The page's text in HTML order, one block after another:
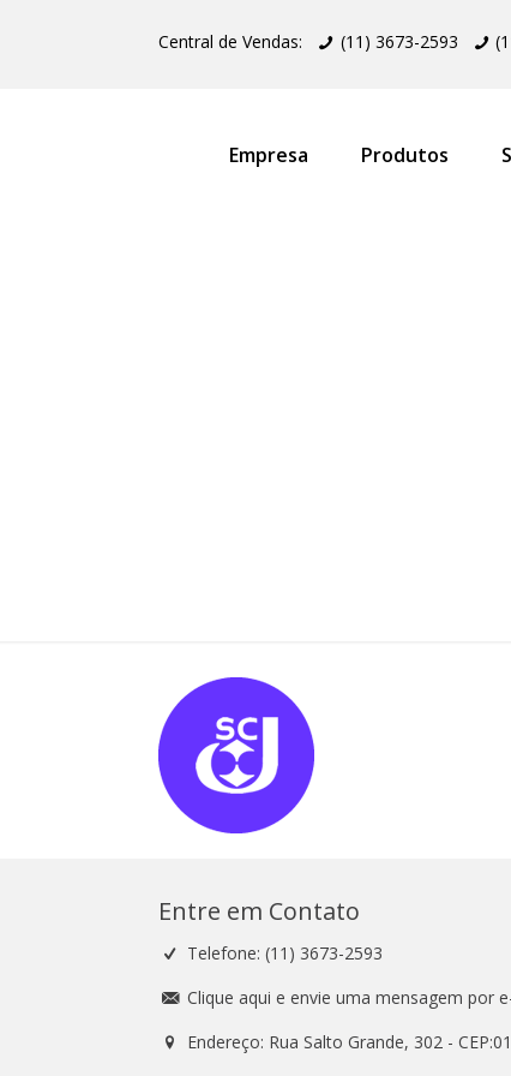
Central de Vendas: (11) 3673-2593
Empresa Produtos
Entre em Contato
Telefone: (11) 3673-2593
Clique aqui e envie uma mensagem por
Endereço: Rua Salto Grande, 302 -